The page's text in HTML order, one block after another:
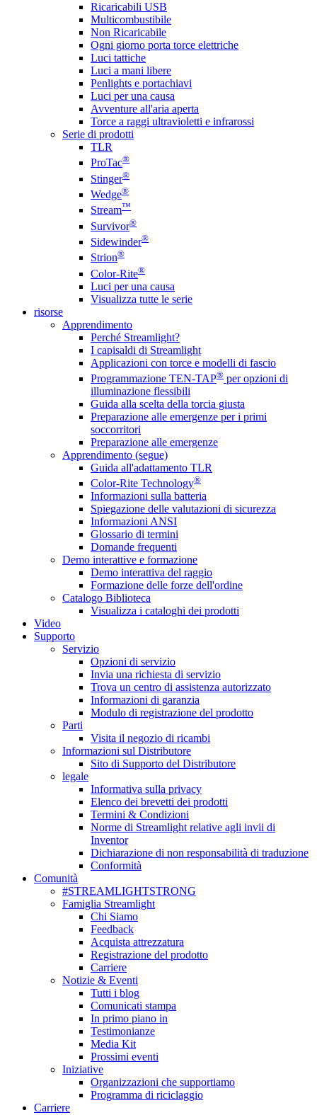
Ricaricabili USB
Multicombustibile
Non Ricaricabile
Ogni giorno porta torce elettriche
Luci tattiche
Luci a mani libere
Penlights e portachiavi
Luci per una causa
Avventure all'aria aperta
Torce a raggi ultravioletti e infrarossi
Serie di prodotti
TLR
ProTac®
Stinger®
Wedge®
Stream™
Survivor®
Sidewinder®
Strion®
Color-Rite®
Luci per una causa
Visualizza tutte le serie
risorse
Apprendimento
Perché Streamlight?
I capisaldi di Streamlight
Applicazioni con torce e modelli di fascio
Programmazione TEN-TAP® per opzioni di
illuminazione flessibili
Guida alla scelta della torcia giusta
Preparazione alle emergenze per i primi
soccorritori
Preparazione alle emergenze
Apprendimento (segue)
Guida all'adattamento TLR
Color-Rite Technology®
Informazioni sulla batteria
Spiegazione delle valutazioni di sicurezza
Informazioni ANSI
Glossario di termini
Domande frequenti
Demo interattive e formazione
Demo interattiva del raggio
Formazione delle forze dell'ordine
Catalogo Biblioteca
Visualizza i cataloghi dei prodotti
Video
Supporto
Servizio
Opzioni di servizio
Invia una richiesta di servizio
Trova un centro di assistenza autorizzato
Informazioni di garanzia
Modulo di registrazione del prodotto
Parti
Visita il negozio di ricambi
Informazioni sul Distributore
Sito di Supporto del Distributore
legale
Informativa sulla privacy
Elenco dei brevetti dei prodotti
Termini & Condizioni
Norme di Streamlight relative agli invii di
Inventor
Dichiarazione di non responsabilità di traduzione
Conformità
Comunità
#STREAMLIGHTSTRONG
Famiglia Streamlight
Chi Siamo
Feedback
Acquista attrezzatura
Registrazione del prodotto
Carriere
Notizie & Eventi
Tutti i blog
Comunicati stampa
In primo piano in
Testimonianze
Media Kit
Prossimi eventi
Iniziative
Organizzazioni che supportiamo
Programma di riciclaggio
Carriere